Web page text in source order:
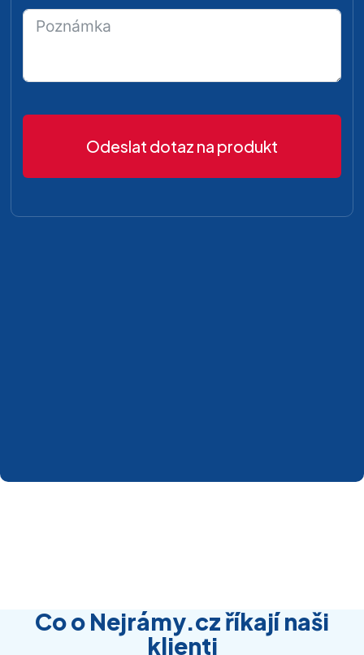
Odeslat dotaz na produkt
Co o Nejrámy.cz říkají naši
klienti